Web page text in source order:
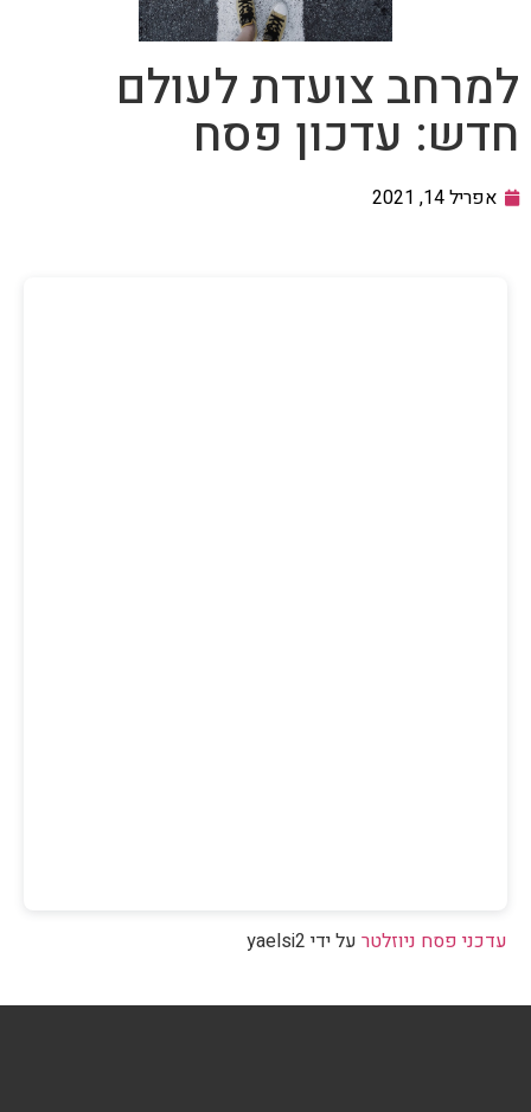
למרחב צועדת לעולם
חדש: עדכון פסח
אפריל 14, 2021
עדכני פסח ניוזלטר על ידי yaelsi2